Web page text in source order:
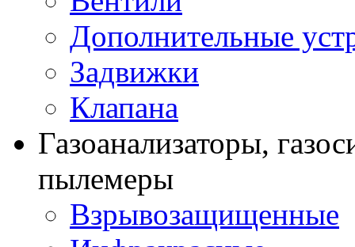
Дополнительные
Задвижки
Клапана
Газоанализаторы,
пылемеры
Взрывозащищенные